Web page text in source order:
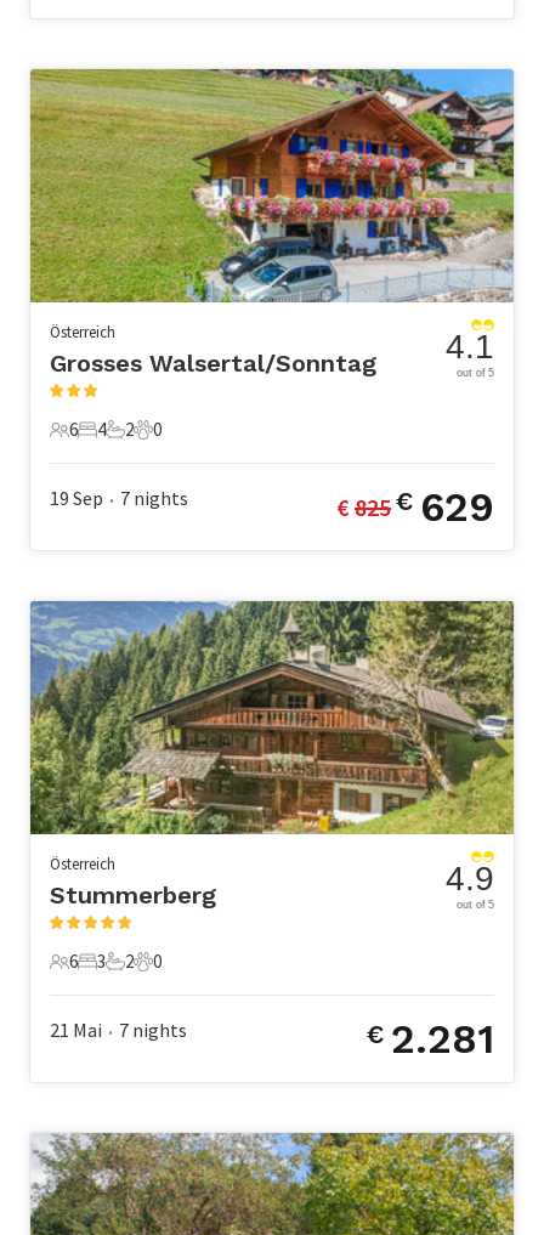
Österreich
Grosses Walsertal/Sonntag
6 Gäste
6
4 Schlafzimmer
4
2 Badezimmer
2
0 Haustiere
0
4.1
out of 5
19 Sep • 7 nights € 825€ 629
Österreich
Stummerberg
6 Gäste
6
3 Schlafzimmer
3
2 Badezimmer
2
0 Haustiere
0
4.9
out of 5
21 Mai • 7 nights € 2.281